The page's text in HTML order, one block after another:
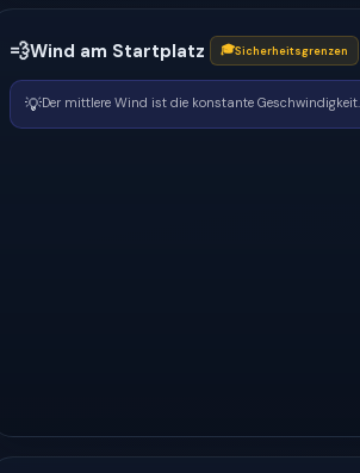
💨Wind am Startplatz 🎓Sicherheitsgrenzen
💡Der mittlere Wind ist die konstante